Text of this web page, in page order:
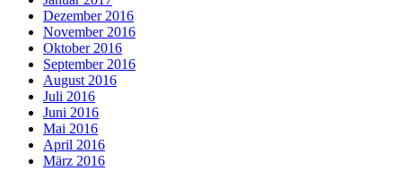
Dezember 2016
November 2016
Oktober 2016
September 2016
August 2016
Juli 2016
Juni 2016
Mai 2016
April 2016
März 2016